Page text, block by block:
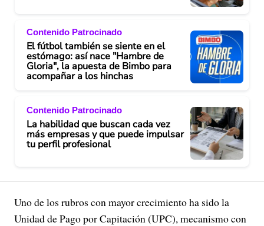
Contenido Patrocinado
El fútbol también se siente en el
estómago: así nace "Hambre de
Gloria", la apuesta de Bimbo para
acompañar a los hinchas
Contenido Patrocinado
La habilidad que buscan cada vez
más empresas y que puede impulsar
tu perfil profesional
Uno de los rubros con mayor crecimiento ha sido la
Unidad de Pago por Capitación (UPC), mecanismo con